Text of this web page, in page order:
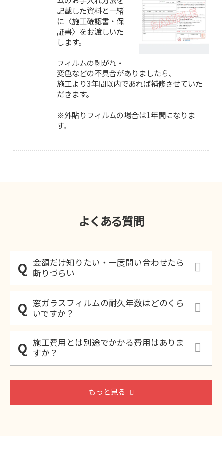
記載した資料と一緒
に〈施工確認書・保
証書〉をお渡しいた
します。
フィルムの剥がれ・
変色などの不具合がありましたら、
施工より3年間以内であれば補修させていた
だきます。
※外貼りフィルムの場合は1年間になりま
す。
よくある質問
金額だけ知りたい・一度問い合わせたら
断りづらい
窓ガラスフィルムの耐久年数はどのくら
いですか？
施工費用とは別途でかかる費用はありま
すか？
もっと見る